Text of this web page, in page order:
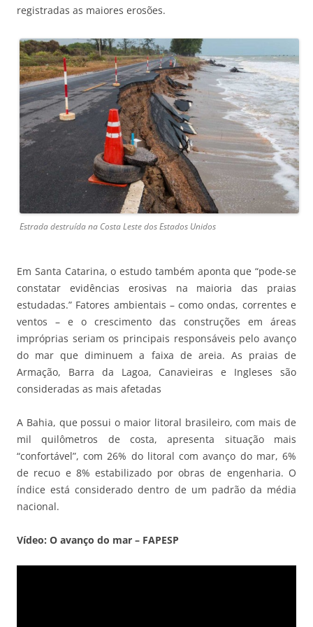
registradas as maiores erosões.
Estrada destruída na Costa Leste dos Estados Unidos
Em Santa Catarina, o estudo também aponta que “pode-se
constatar evidências erosivas na maioria das praias
estudadas.” Fatores ambientais – como ondas, correntes e
ventos – e o crescimento das construções em áreas
impróprias seriam os principais responsáveis pelo avanço
do mar que diminuem a faixa de areia. As praias de
Armação, Barra da Lagoa, Canavieiras e Ingleses são
consideradas as mais afetadas
A Bahia, que possui o maior litoral brasileiro, com mais de
mil quilômetros de costa, apresenta situação mais
“confortável”, com 26% do litoral com avanço do mar, 6%
de recuo e 8% estabilizado por obras de engenharia. O
índice está considerado dentro de um padrão da média
nacional.
Vídeo: O avanço do mar – FAPESP